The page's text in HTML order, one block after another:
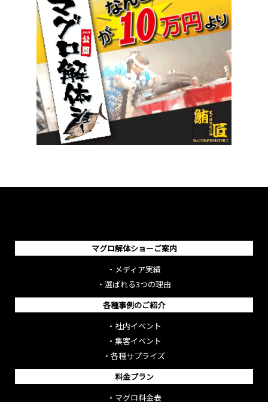
マグロ解体ショーご案内
・ メディア実績
・ 選ばれる3つの理由
各種事例のご紹介
・ 社内イベント
・ 集客イベント
・ 各種サプライズ
料金プラン
・ マグロ料金表